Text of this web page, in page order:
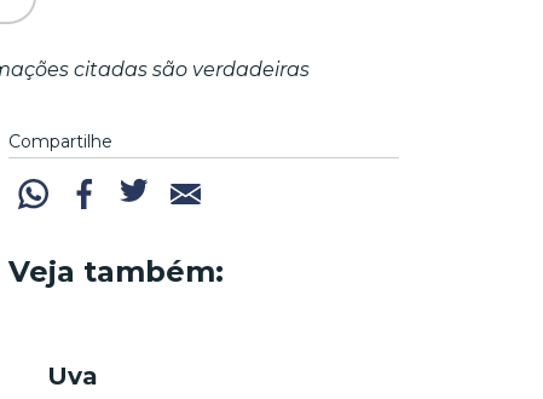
citadas são verdadeiras
Compartilhe
Veja também:
Uva